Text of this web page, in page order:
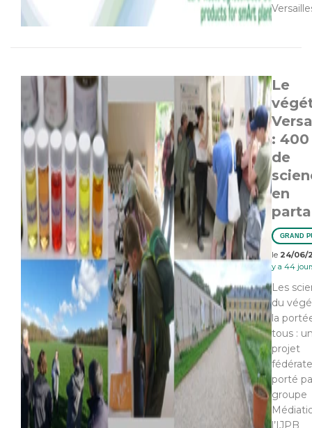
Le
: 400
de
en
GRAND
le 24/06/
y a 44
Les
du
la
tous :
projet
porté
groupe
l’IJPB